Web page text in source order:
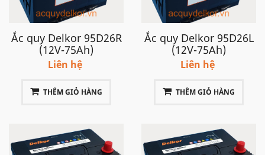
Ắc quy Delkor 95D26R
(12V-75Ah)
Liên hệ
THÊM GIỎ HÀNG
Ắc quy Delkor 95D26L
(12V-75Ah)
Liên hệ
THÊM GIỎ HÀNG